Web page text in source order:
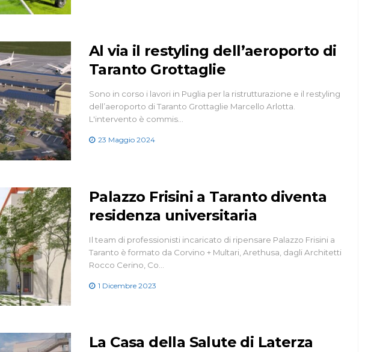
Al via il restyling dell’aeroporto di
Taranto Grottaglie
Sono in corso i lavori in Puglia per la ristrutturazione e il restyling
dell’aeroporto di Taranto Grottaglie Marcello Arlotta.
L'intervento è commis…
23 Maggio 2024
Palazzo Frisini a Taranto diventa
residenza universitaria
Il team di professionisti incaricato di ripensare Palazzo Frisini a
Taranto è formato da Corvino + Multari, Arethusa, dagli Architetti
Rocco Cerino, Co…
1 Dicembre 2023
La Casa della Salute di Laterza